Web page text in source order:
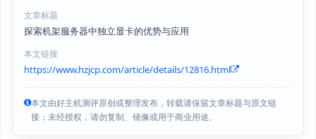
文章标题
探索机架服务器中独立显卡的优势与应用
本文链接
https://www.hzjcp.com/article/details/12816.html
本文由好主机测评原创或整理发布，转载请保留文章标题与原文链
接；未经授权，请勿复制、镜像或用于商业用途。